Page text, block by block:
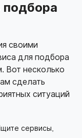
подбора
своими
для подбора
Вот несколько
сделать
ситуаций
сервисы,